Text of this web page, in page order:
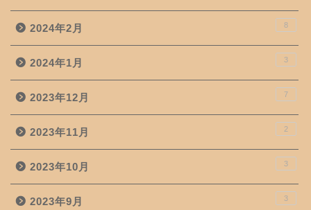
2024年2月 8
2024年1月 3
2023年12月 7
2023年11月 2
2023年10月 3
2023年9月 3